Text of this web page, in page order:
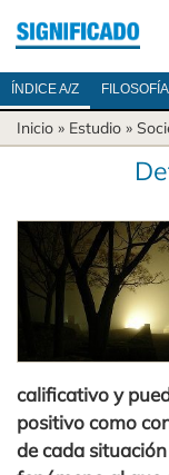
ÍNDICE A/Z FILOSOFÍA
Inicio » Estudio »
calificativo y
positivo como
de cada